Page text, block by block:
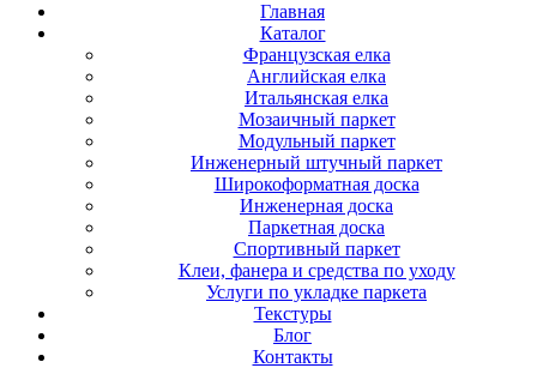
Главная
Каталог
Французская елка
Английская елка
Итальянская елка
Мозаичный паркет
Модульный паркет
Инженерный штучный паркет
Широкоформатная доска
Инженерная доска
Паркетная доска
Спортивный паркет
Клеи, фанера и средства по уходу
Услуги по укладке паркета
Текстуры
Блог
Контакты